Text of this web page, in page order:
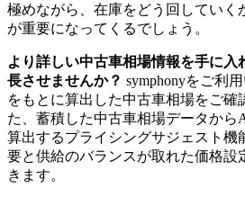
極めながら、在庫をどう回していく
が重要になってくるでしょう。
より詳しい中古車相場情報を手に入
長させませんか？ symphonyをご利
をもとに算出した中古車相場をご確
た、蓄積した中古車相場データから
算出するプライシングサジェスト機
要と供給のバランスが取れた価格設
きます。